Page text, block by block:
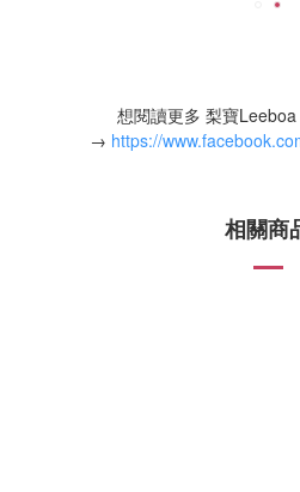
想閱讀更多 梨寶
→ https://
相關商